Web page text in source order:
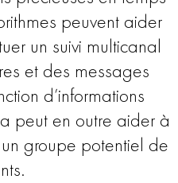
peuvent aider
un suivi multicanal
et des messages
d’informations
peut en outre aider à
groupe potentiel de